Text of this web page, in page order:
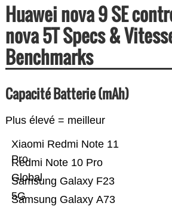
Huawei nova 9 SE
nova 5T Specs &
Benchmarks
Capacité Batterie (mAh)
Plus élevé = meilleur
Samsung Galaxy A73
Samsung Galaxy F23
5G
Redmi Note 10 Pro
Global
Xiaomi Redmi Note 11
Pro